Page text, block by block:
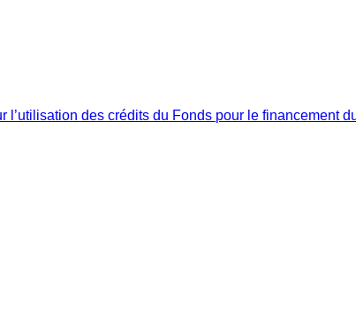
l’utilisation des crédits du Fonds pour le financement